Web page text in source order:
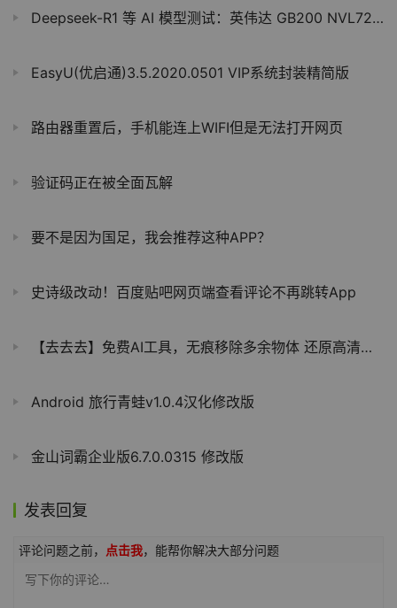
Deepseek-R1 等 AI 模型测试：英伟达 GB200 NVL72 性能较 HGX 200 提升 10 倍
EasyU(优启通)3.5.2020.0501 VIP系统封装精简版
路由器重置后，手机能连上WIFI但是无法打开网页
验证码正在被全面瓦解
要不是因为国足，我会推荐这种APP？
史诗级改动！百度贴吧网页端查看评论不再跳转App
【去去去】免费AI工具，无痕移除多余物体 还原高清美图
Android 旅行青蛙v1.0.4汉化修改版
金山词霸企业版6.7.0.0315 修改版
发表回复
评论问题之前， 点击我，能帮你解决大部分问题